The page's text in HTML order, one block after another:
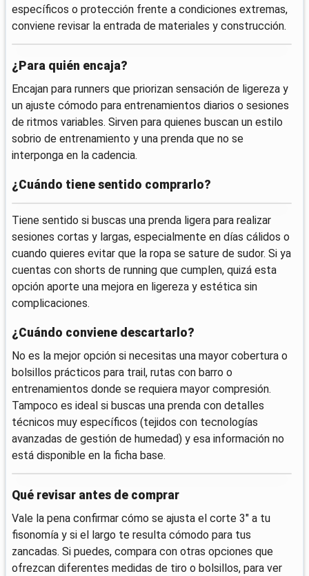
específicos o protección frente a condiciones extremas,
conviene revisar la entrada de materiales y construcción.
¿Para quién encaja?
Encajan para runners que priorizan sensación de ligereza y
un ajuste cómodo para entrenamientos diarios o sesiones
de ritmos variables. Sirven para quienes buscan un estilo
sobrio de entrenamiento y una prenda que no se
interponga en la cadencia.
¿Cuándo tiene sentido comprarlo?
Tiene sentido si buscas una prenda ligera para realizar
sesiones cortas y largas, especialmente en días cálidos o
cuando quieres evitar que la ropa se sature de sudor. Si ya
cuentas con shorts de running que cumplen, quizá esta
opción aporte una mejora en ligereza y estética sin
complicaciones.
¿Cuándo conviene descartarlo?
No es la mejor opción si necesitas una mayor cobertura o
bolsillos prácticos para trail, rutas con barro o
entrenamientos donde se requiera mayor compresión.
Tampoco es ideal si buscas una prenda con detalles
técnicos muy específicos (tejidos con tecnologías
avanzadas de gestión de humedad) y esa información no
está disponible en la ficha base.
Qué revisar antes de comprar
Vale la pena confirmar cómo se ajusta el corte 3" a tu
fisonomía y si el largo te resulta cómodo para tus
zancadas. Si puedes, compara con otras opciones que
ofrezcan diferentes medidas de tiro o bolsillos, para ver